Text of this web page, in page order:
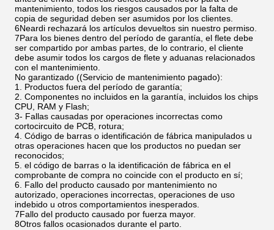
mantenimiento, todos los riesgos causados por la falta de
copia de seguridad deben ser asumidos por los clientes.
6Neardi rechazará los artículos devueltos sin nuestro permiso.
7Para los bienes dentro del período de garantía, el flete debe
ser compartido por ambas partes, de lo contrario, el cliente
debe asumir todos los cargos de flete y aduanas relacionados
con el mantenimiento.
No garantizado ((Servicio de mantenimiento pagado):
1. Productos fuera del período de garantía;
2. Componentes no incluidos en la garantía, incluidos los chips
CPU, RAM y Flash;
3- Fallas causadas por operaciones incorrectas como
cortocircuito de PCB, rotura;
4. Código de barras o identificación de fábrica manipulados u
otras operaciones hacen que los productos no puedan ser
reconocidos;
5. el código de barras o la identificación de fábrica en el
comprobante de compra no coincide con el producto en sí;
6. Fallo del producto causado por mantenimiento no
autorizado, operaciones incorrectas, operaciones de uso
indebido u otros comportamientos inesperados.
7Fallo del producto causado por fuerza mayor.
8Otros fallos ocasionados durante el parto.